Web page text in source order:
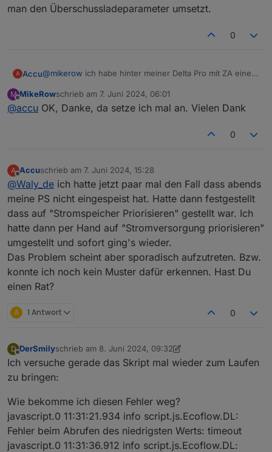
einen MQTT Adapter gesehen. Kann der mir da
dass jemand genau das gemacht hat mit einem Shelly
man den Überschussladeparameter umsetzt.
0
A Accu@mikerow ich habe hinter meiner Delta Pro mit ZA einen
bekannt gemacht in der Sektion Überschussladung.
Wenn überschussladung auf TRUE ist, dann schaltet das
die AC Ladeleistung in Abhängigkeit vom Hausstrom
Du müsstest jetzt eigentlich nur noch irgendwie einen
Datenpunkt haben, der deinen PV Batteriespeicher misst.
Speciher voll DANN schalte Überschussladung auf TRUE.
man den Überschussladeparameter umsetzt.
M MikeRowschrieb am 7. Juni 2024, 06:01
zuletzt editiert von
@accu OK, Danke, da setze ich mal an. Vielen Dank
0
A
Offline
Accuschrieb am 7. Juni 2024, 15:28
zuletzt editiert von
@Waly_de ich hatte jetzt paar mal den Fall dass abends
meine PS nicht eingespeist hat. Hatte dann festgestellt
dass auf "Stromspeicher Priorisieren" gestellt war. Ich
hatte dann per Hand auf "Stromversorgung priorisieren"
umgestellt und sofort ging's wieder.
Das Problem scheint aber sporadisch aufzutreten. Bzw.
konnte ich noch kein Muster dafür erkennen. Hast Du
einen Rat?
A 1 Antwort 0
D DerSmilyschrieb am 8. Juni 2024, 09:32
zuletzt editiert von DerSmily6. Aug. 2024, 11:32
Ich versuche gerade das Skript mal wieder zum Laufen
zu bringen:
Wie bekomme ich diesen Fehler weg?
javascript.0 11:31:21.934 info script.js.Ecoflow.DL:
Fehler beim Abrufen des niedrigsten Werts: timeout
javascript.0 11:31:36.912 info script.js.Ecoflow.DL: